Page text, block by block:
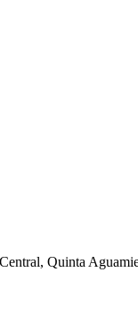
Quinta